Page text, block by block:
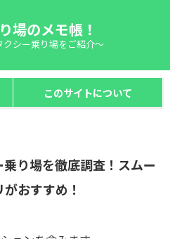
場のメモ帳！
シー乗り場をご紹介～
このサイトについて
り場を徹底調査！スムー
おすすめ！